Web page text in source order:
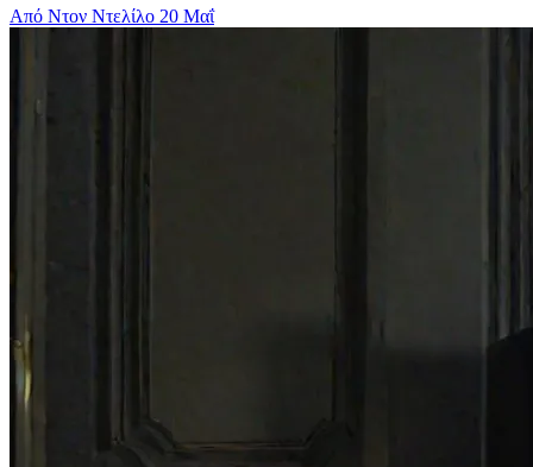
Από Ντον Ντελίλο 20 Μαΐ